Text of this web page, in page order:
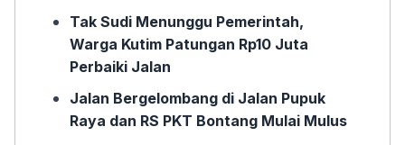
Tak Sudi Menunggu Pemerintah,
Warga Kutim Patungan Rp10 Juta
Perbaiki Jalan
Jalan Bergelombang di Jalan Pupuk
Raya dan RS PKT Bontang Mulai Mulus